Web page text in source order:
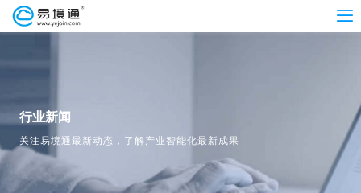
行业新闻
关注易境通最新动态，了解产业智能化最新成果